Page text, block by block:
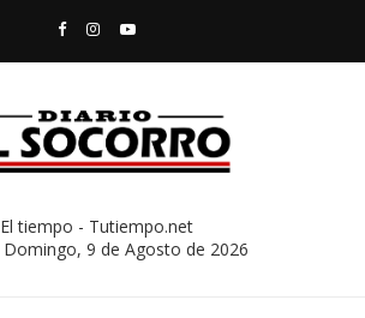
El tiempo - Tutiempo.net
Domingo, 9 de Agosto de 2026